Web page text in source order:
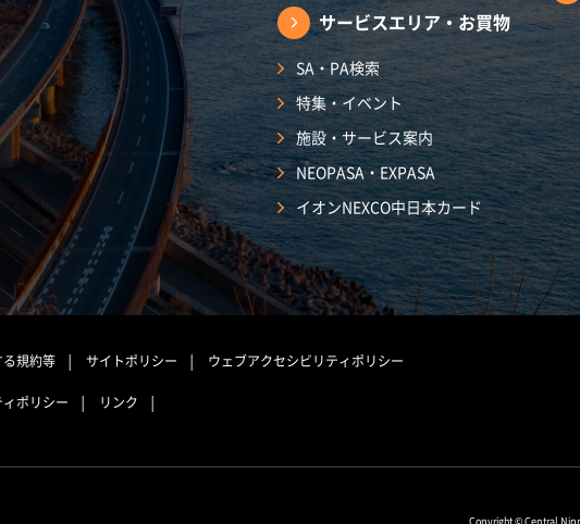
サービスエリア・お買物
SA・PA検索
特集・イベント
施設・サービス案内
NEOPASA・EXPASA
イオンNEXCO中日本カード
規約等 サイトポリシー ウェブアクセシビリティポリシー
ポリシー リンク